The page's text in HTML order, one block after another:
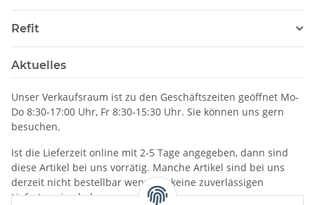
Refit
Aktuelles
Unser Verkaufsraum ist zu den Geschäftszeiten geöffnet Mo-
Do 8:30-17:00 Uhr, Fr 8:30-15:30 Uhr. Sie können uns gern
besuchen.
Ist die Lieferzeit online mit 2-5 Tage angegeben, dann sind
diese Artikel bei uns vorrätig. Manche Artikel sind bei uns
derzeit nicht bestellbar wenn wir keine zuverlässigen
Liefertermine haben.